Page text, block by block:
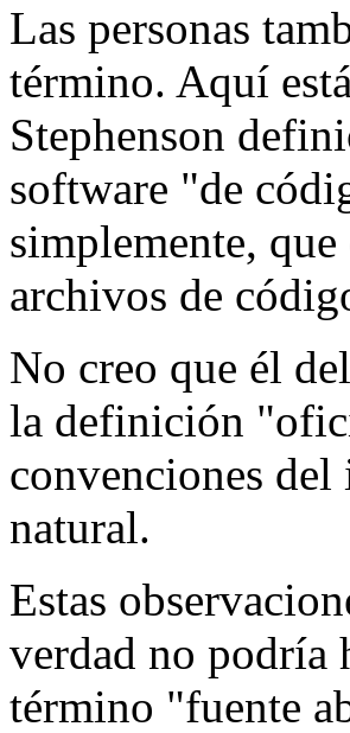
Las personas
término. Aquí
Stephenson
software "de
simplemente,
archivos de
No creo que él
la definición
convenciones
natural.
Estas
verdad no podría
término "fuente